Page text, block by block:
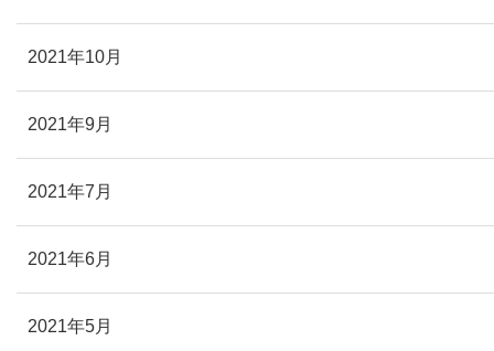
2021年10月
2021年9月
2021年7月
2021年6月
2021年5月